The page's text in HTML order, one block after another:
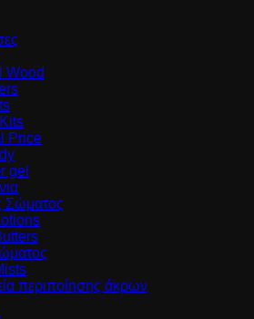
Wood
Price
gel
Σώματος
περιποίησης άκρων